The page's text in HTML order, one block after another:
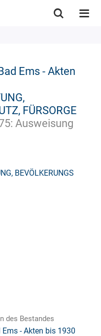
Ems - Akten
FÜRSORGE
Ausweisung
BEVÖLKERUNGS
des Bestandes
- Akten bis 1930